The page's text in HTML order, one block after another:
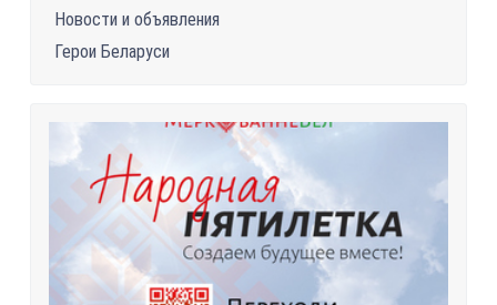
Новости и объявления
Герои Беларуси